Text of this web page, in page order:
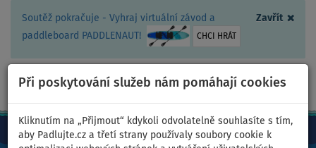
Zavřít ×
Soutěž pokračuje - Vyhraj virtuální závod a
paddleboard PADDLENAUT!
CHCI HRÁT
Při poskytování služeb nám pomáhají cookies
Kliknutím na „Přijmout“ kdykoli odvolatelně souhlasíte s tím,
aby Padlujte.cz a třetí strany používaly soubory cookie k
CZ/Kč +420 467 409 090 0ks